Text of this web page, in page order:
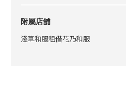
附屬店舖
淺草和服租借花乃和服